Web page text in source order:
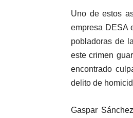
Uno de estos
empresa DESA
pobladoras de
este crimen
encontrado
delito de
Gaspar